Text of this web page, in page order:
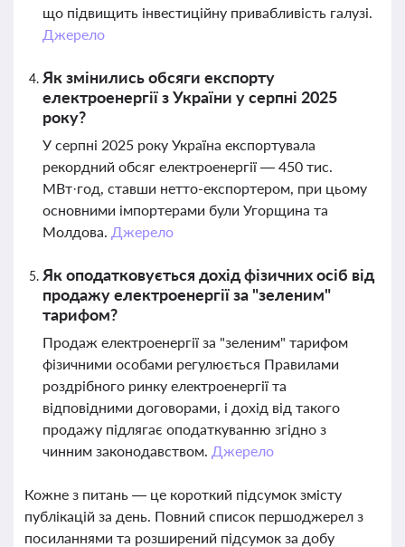
що підвищить інвестиційну привабливість галузі.
Джерело
Як змінились обсяги експорту
електроенергії з України у серпні 2025
року?
У серпні 2025 року Україна експортувала
рекордний обсяг електроенергії — 450 тис.
МВт·год, ставши нетто-експортером, при цьому
основними імпортерами були Угорщина та
Молдова. Джерело
Як оподатковується дохід фізичних осіб від
продажу електроенергії за "зеленим"
тарифом?
Продаж електроенергії за "зеленим" тарифом
фізичними особами регулюється Правилами
роздрібного ринку електроенергії та
відповідними договорами, і дохід від такого
продажу підлягає оподаткуванню згідно з
чинним законодавством. Джерело
Кожне з питань — це короткий підсумок змісту
публікацій за день. Повний список першоджерел з
посиланнями та розширений підсумок за добу